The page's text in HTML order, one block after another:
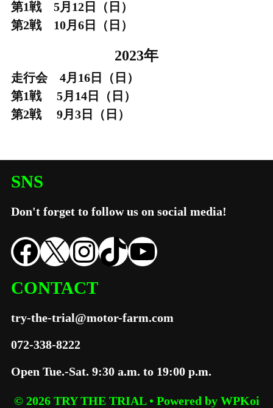
第1戦 5月12日（日）
第2戦 10月6日（日）
2023年
走行会 4月16日（日）
第1戦 5月14日（日）
第2戦 9月3日（日）
SNS
Don't forget to follow us on social media!
Facebook X Instagram TikTok YouTube
CONTACT
try-the-trial@motor-farm.com
072-338-8222
Open Tue.-Sat. 9:30 a.m. to 19:00 p.m.
© 2026 TRY THE TRIAL• Powered by WPKoi